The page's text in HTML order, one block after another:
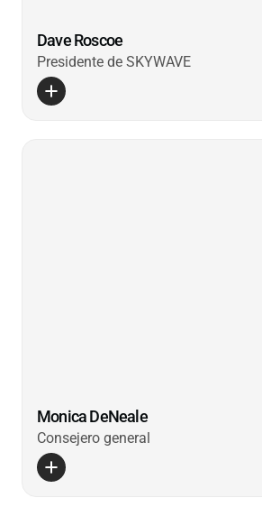
Dave Roscoe
Presidente de SKYWAVE
Monica DeNeale
Consejero general